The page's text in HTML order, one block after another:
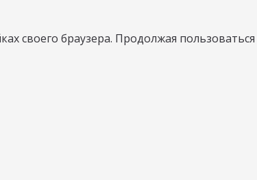
своего браузера. Продолжая пользоваться